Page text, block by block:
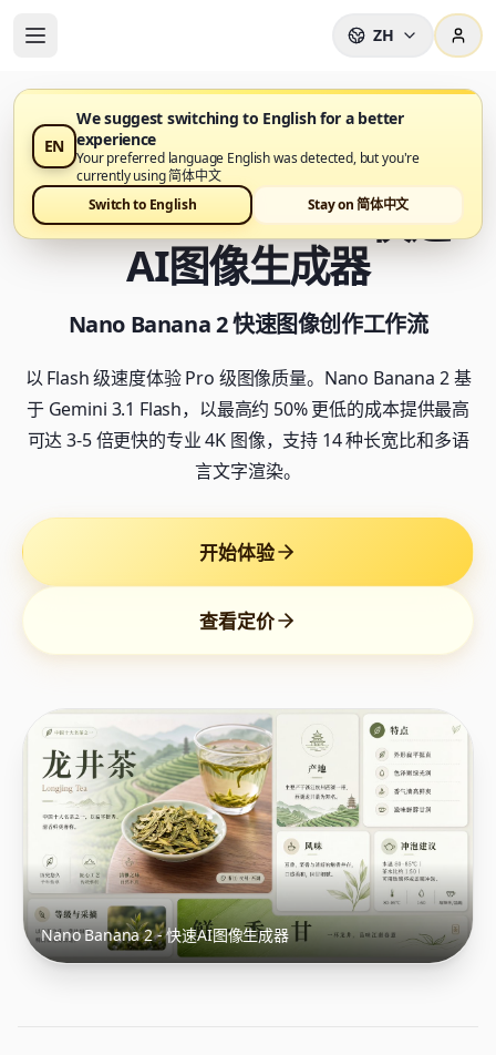
ZH
EN
We suggest switching to English for a better
experience
Your preferred language English was detected, but you're
currently using 简体中文
Switch to English
Stay on 简体中文
Nano Banana 2 已在 Nano Banana Pro 上线
Nano Banana 2 - 快速
AI图像生成器
Nano Banana 2 快速图像创作工作流
以 Flash 级速度体验 Pro 级图像质量。Nano Banana 2 基
于 Gemini 3.1 Flash，以最高约 50% 更低的成本提供最高
可达 3-5 倍更快的专业 4K 图像，支持 14 种长宽比和多语
言文字渲染。
开始体验
查看定价
Nano Banana 2 - 快速AI图像生成器